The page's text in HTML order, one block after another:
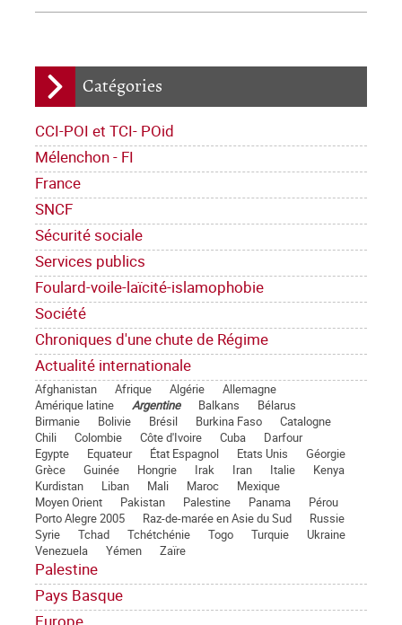
Catégories
CCI-POI et TCI- POid
Mélenchon - FI
France
SNCF
Sécurité sociale
Services publics
Foulard-voile-laïcité-islamophobie
Société
Chroniques d'une chute de Régime
Actualité internationale
Afghanistan Afrique Algérie
Allemagne
Amérique latine
Argentine Balkans
Bélarus
Birmanie
Bolivie Brésil Burkina Faso
Catalogne
Chili
Colombie Côte d'Ivoire Cuba
Darfour
Egypte
Equateur État Espagnol Etats Unis
Géorgie
Grèce
Guinée Hongrie Irak Iran Italie
Kenya
Kurdistan
Liban Mali Maroc
Mexique
Moyen Orient
Pakistan Palestine Panama
Pérou
Porto Alegre 2005
Raz-de-marée en Asie du Sud
Russie
Syrie
Tchad Tchétchénie Togo Turquie
Ukraine
Venezuela
Yémen Zaïre
Palestine
Pays Basque